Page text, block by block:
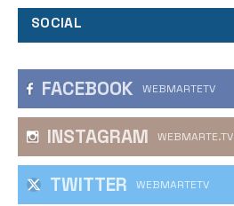
SOCIAL
FACEBOOK WEBMARTETV
INSTAGRAM WEBMARTE.TV
TWITTER WEBMARTETV